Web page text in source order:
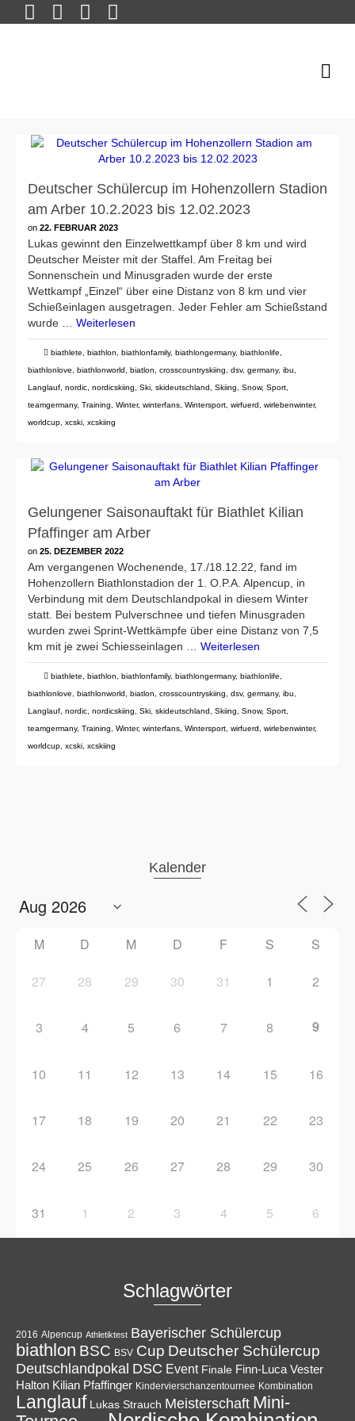
Deutscher Schülercup im Hohenzollern Stadion
am Arber 10.2.2023 bis 12.02.2023
on 22. FEBRUAR 2023
Lukas gewinnt den Einzelwettkampf über 8 km und wird
Deutscher Meister mit der Staffel. Am Freitag bei
Sonnenschein und Minusgraden wurde der erste
Wettkampf „Einzel“ über eine Distanz von 8 km und vier
Schießeinlagen ausgetragen. Jeder Fehler am Schießstand
wurde … Weiterlesen
biathlete biathlon biathlonfamily, biathlongermany, biathlonlife
biathlonlove
biathlonworld biatlon crosscountryskiing dsv, germany, ibu
Langlauf nordic nordicskiing Ski skideutschland Skiing Snow, Sport
teamgermany, Training Winter, winterfans Wintersport wirfuerd wirlebenwinter,
worldcup xcski xcskiing
Gelungener Saisonauftakt für Biathlet Kilian
Pfaffinger am Arber
on 25. DEZEMBER 2022
Am vergangenen Wochenende, 17./18.12.22, fand im
Hohenzollern Biathlonstadion der 1. O.P.A. Alpencup, in
Verbindung mit dem Deutschlandpokal in diesem Winter
statt. Bei bestem Pulverschnee und tiefen Minusgraden
wurden zwei Sprint-Wettkämpfe über eine Distanz von 7,5
km mit je zwei Schiesseinlagen … Weiterlesen
biathlete biathlon biathlonfamily, biathlongermany, biathlonlife
biathlonlove
biathlonworld biatlon crosscountryskiing dsv, germany, ibu
Langlauf nordic nordicskiing Ski skideutschland Skiing Snow, Sport
teamgermany, Training Winter, winterfans Wintersport wirfuerd wirlebenwinter,
worldcup xcski xcskiing
Kalender
M D M D F S S
27 28 29 30 31 1 2
3 4 5 6 7 8 9
10 11 12 13 14 15 16
17 18 19 20 21 22 23
24 25 26 27 28 29 30
31 1 2 3 4 5 6
Schlagwörter
2016 Alpencup Athletiktest Bayerischer Schülercup
biathlon BSC BSV Cup Deutscher Schülercup
Deutschlandpokal DSC Event Finale Finn-Luca Vester
Halton Kilian Pfaffinger Kindervierschanzentournee Kombination
Langlauf Lukas Strauch Meisterschaft Mini-